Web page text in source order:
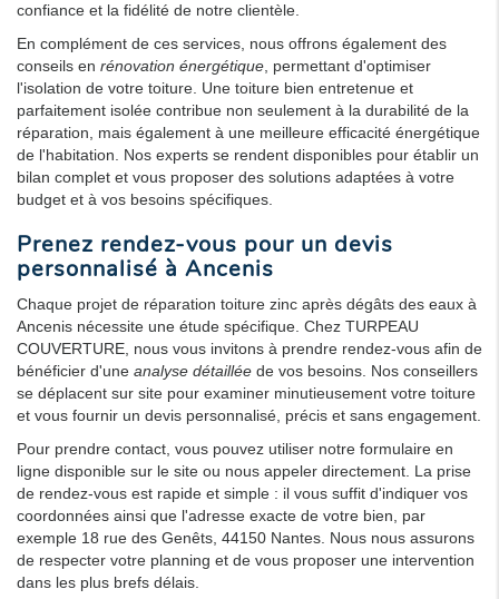
confiance et la fidélité de notre clientèle.
En complément de ces services, nous offrons également des
conseils en rénovation énergétique, permettant d'optimiser
l'isolation de votre toiture. Une toiture bien entretenue et
parfaitement isolée contribue non seulement à la durabilité de la
réparation, mais également à une meilleure efficacité énergétique
de l'habitation. Nos experts se rendent disponibles pour établir un
bilan complet et vous proposer des solutions adaptées à votre
budget et à vos besoins spécifiques.
Prenez rendez-vous pour un devis
personnalisé à Ancenis
Chaque projet de réparation toiture zinc après dégâts des eaux à
Ancenis nécessite une étude spécifique. Chez TURPEAU
COUVERTURE, nous vous invitons à prendre rendez-vous afin de
bénéficier d'une analyse détaillée de vos besoins. Nos conseillers
se déplacent sur site pour examiner minutieusement votre toiture
et vous fournir un devis personnalisé, précis et sans engagement.
Pour prendre contact, vous pouvez utiliser notre formulaire en
ligne disponible sur le site ou nous appeler directement. La prise
de rendez-vous est rapide et simple : il vous suffit d'indiquer vos
coordonnées ainsi que l'adresse exacte de votre bien, par
exemple 18 rue des Genêts, 44150 Nantes. Nous nous assurons
de respecter votre planning et de vous proposer une intervention
dans les plus brefs délais.